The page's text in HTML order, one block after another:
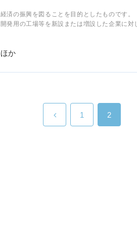
済の振興を図ることを目的としたものです。
発用の工場等を新設または増設した企業に
ほか
1 2